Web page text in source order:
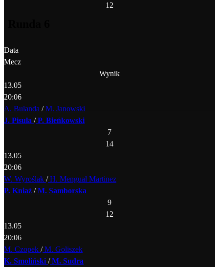
12
Data
Mecz
Wynik
13.05
20:06
A. Bulanda /M. Janowski
J. Pisula /P. Bieńkowski
7
14
13.05
20:06
W. Wyroślak /H. Mengual Martinez
P. Kniaź /M. Samborska
9
12
13.05
20:06
M. Czopek /M. Goliszek
K. Smoliński /M. Sudra